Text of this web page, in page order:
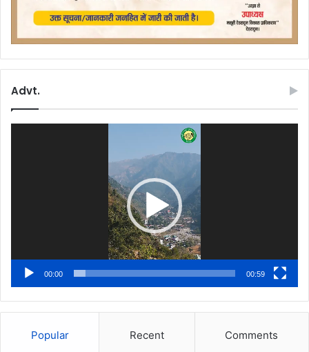
Advt.
00:00 00:59
Popular Recent Comments